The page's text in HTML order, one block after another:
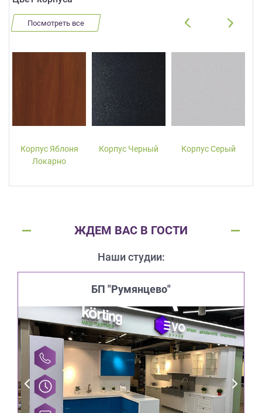
Посмотреть все
Корпус Яблоня
Локарно
Корпус Черный Корпус Серый
ЖДЕМ ВАС В ГОСТИ
Наши студии:
БП "Румянцево"